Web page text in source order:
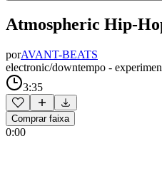
Atmospheric Hip-
porAVANT-BEATS
electronic/downtempo -
3:35
Comprar faixa
0:00